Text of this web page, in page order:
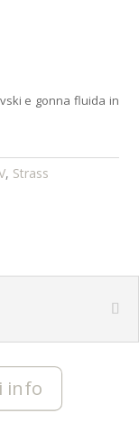
e gonna fluida in
, Strass
info